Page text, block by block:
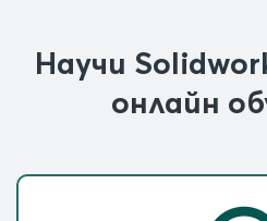
Научи
онлайн